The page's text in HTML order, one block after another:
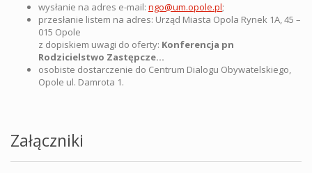
wysłanie na adres e-mail: ngo@um.opole.pl;
przesłanie listem na adres: Urząd Miasta Opola Rynek 1A, 45 –
015 Opole
z dopiskiem uwagi do oferty: Konferencja pn
Rodzicielstwo Zastępcze…
osobiste dostarczenie do Centrum Dialogu Obywatelskiego,
Opole ul. Damrota 1.
Załączniki